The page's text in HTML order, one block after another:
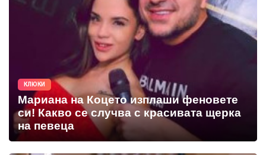
КЛЮКИ
Мариана на Коцето изплаши феновете
си! Какво се случва с красивата щерка
на певеца